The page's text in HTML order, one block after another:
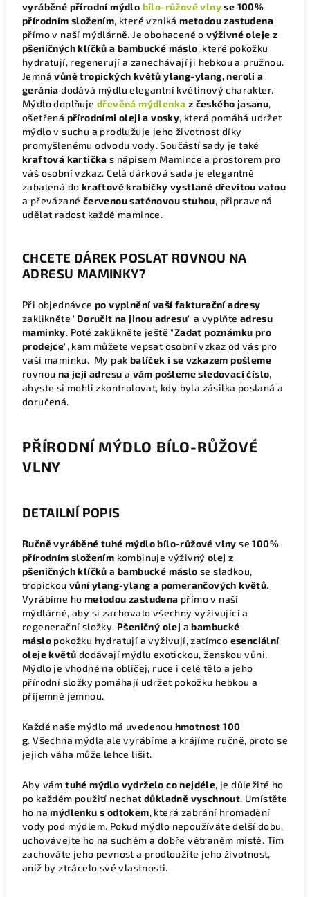
vyráběné přírodní mýdlo bílo-růžové vlnyse 100%
přírodním složením, které vznikámetodou zastudena
přímo v naší mýdlárně. Je obohacené ovýživné oleje z
pšeničných klíčků a bambucké máslo, které pokožku
hydratují, regenerují a zanechávají ji hebkou a pružnou.
Jemnávůně tropických květů ylang-ylang, neroli a
geránia dodává mýdlu elegantní květinový charakter.
Mýdlo doplňujedřevěná mýdlenka z českého jasanu,
ošetřená přírodními oleji a vosky, která pomáhá udržet
mýdlo v suchu a prodlužuje jeho životnost díky
promyšlenému odvodu vody. Součástí sady je také
kraftová kartička s nápisem Mamince a prostorem pro
váš osobní vzkaz. Celá dárková sada je elegantně
zabalená do kraftové krabičky vystlané dřevitou vatou
a převázané červenou saténovou stuhou, připravená
udělat radost každé mamince.
CHCETE DÁREK POSLAT ROVNOU NA
ADRESU MAMINKY?
Při objednávce po vyplnění vaší fakturační adresy
zaklikněte "Doručit na jinou adresu" a vyplňte adresu
maminky. Poté zaklikněte ještě "Zadat poznámku pro
prodejce", kam můžete vepsat osobní vzkaz od vás pro
vaši maminku. My pak balíček i se vzkazem pošleme
rovnou na její adresu a vám pošleme sledovací číslo,
abyste si mohli zkontrolovat, kdy byla zásilka poslaná a
doručená.
PŘÍRODNÍ MÝDLO BÍLO-RŮŽOVÉ
VLNY
DETAILNÍ POPIS
Ručně vyráběné tuhé mýdlo bílo-růžové vlny se 100%
přírodním složením kombinuje výživný olej z
pšeničných klíčků a bambucké máslo se sladkou,
tropickou vůní ylang-ylang a pomerančových květů.
Vyrábíme ho metodou zastudena přímo v naší
mýdlárně, aby si zachovalo všechny vyživující a
regenerační složky. Pšeničný olej a bambucké
máslo pokožku hydratují a vyživují, zatímco esenciální
oleje květů dodávají mýdlu exotickou, ženskou vůni.
Mýdlo je vhodné na obličej, ruce i celé tělo a jeho
přírodní složky pomáhají udržet pokožku hebkou a
příjemně jemnou.
Každé naše mýdlo má uvedenou hmotnost 100
g. Všechna mýdla ale vyrábíme a krájíme ručně, proto se
jejich váha může lehce lišit.
Aby vám tuhé mýdlo vydrželo co nejdéle, je důležité ho
po každém použití nechat důkladně vyschnout. Umístěte
ho na mýdlenku s odtokem, která zabrání hromadění
vody pod mýdlem. Pokud mýdlo nepoužíváte delší dobu,
uchovávejte ho na suchém a dobře větraném místě. Tím
zachováte jeho pevnost a prodloužíte jeho životnost,
aniž by ztrácelo své vlastnosti.